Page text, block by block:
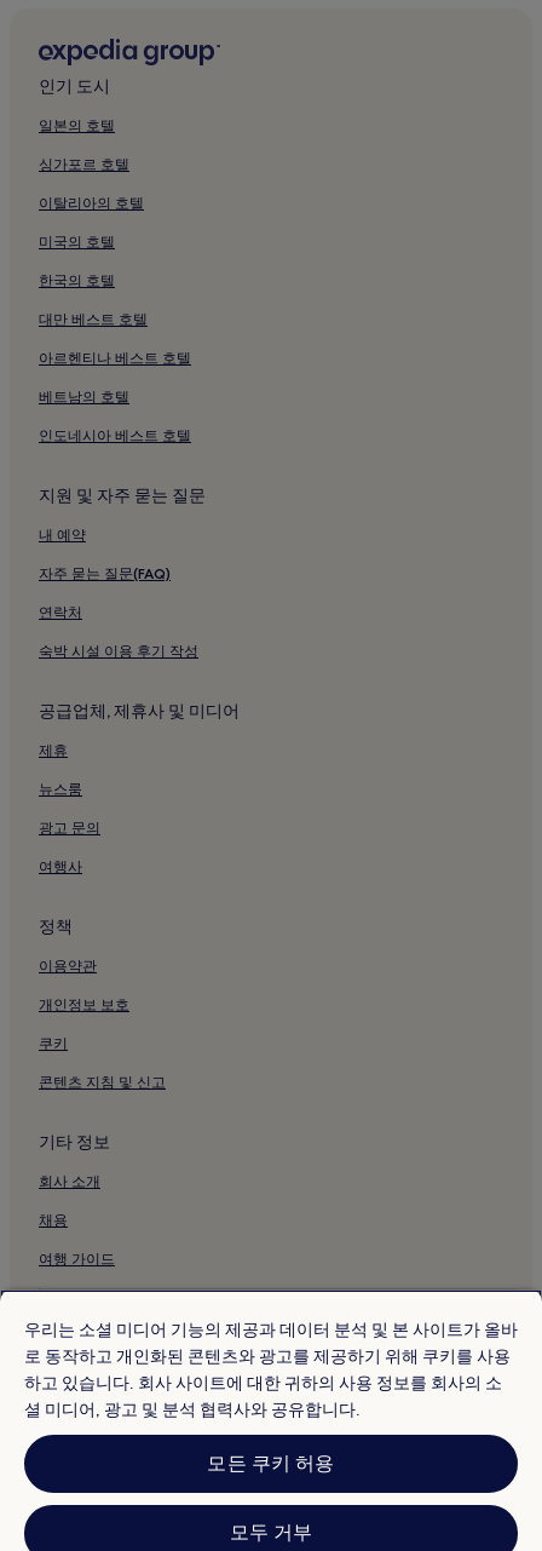
인기 도시
일본의 호텔
싱가포르 호텔
이탈리아의 호텔
미국의 호텔
한국의 호텔
대만 베스트 호텔
아르헨티나 베스트 호텔
베트남의 호텔
인도네시아 베스트 호텔
지원 및 자주 묻는 질문
내 예약
자주 묻는 질문(FAQ)
연락처
숙박 시설 이용 후기 작성
공급업체, 제휴사 및 미디어
제휴
뉴스룸
광고 문의
여행사
정책
이용약관
개인정보 보호
쿠키
콘텐츠 지침 및 신고
기타 정보
회사 소개
채용
여행 가이드
이트에서 확인해 주세요.
© 2026 Hotels.com, Expedia Group 계열사. All rights reserved.
Hotels.com 및 Hotels.com 로고는 미국 및/또는 다른 국가에서
Hotels.com, LP의 상표 또는 등록 상표입니다. 기타 모든 상표는 해당 소유
권자의 자산입니다.
분쟁 해결: 전화: 82-3480-0145, 이메일: CS@koreasupport.hotels.com
트래블파트너익스체인지코리아 주식회사. 사업자등록번호: 821-88-01025
익스피디아트래블코리아 주식회사, 서울특별시 종로구 종로5길 7(청진동).
관광사업자등록번호: 제2016-000008호, 통신판매업신고번호: 2015-서울
우리는 소셜 미디어 기능의 제공과 데이터 분석 및 본 사이트가 올바
로 동작하고 개인화된 콘텐츠와 광고를 제공하기 위해 쿠키를 사용
하고 있습니다. 회사 사이트에 대한 귀하의 사용 정보를 회사의 소
셜 미디어, 광고 및 분석 협력사와 공유합니다.
모든 쿠키 허용
모두 거부